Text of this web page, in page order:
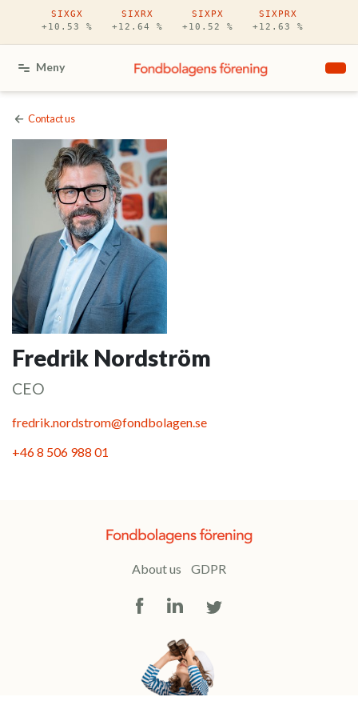
Hoppa till huvudinnehåll
SIXGX
+10.53 %
SIXRX
+12.64 %
SIXPX
+10.52 %
SIXPRX
+12.63 %
Meny
Contact us
Fredrik Nordström
CEO
fredrik.nordstrom@fondbolagen.se
+46 8 506 988 01
About us GDPR
FacebookLinkedIn